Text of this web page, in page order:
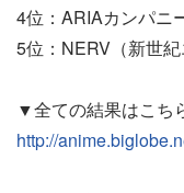
4位：ARIAカンパニ
5位：NERV（新世紀
▼全ての結果はこち
http://